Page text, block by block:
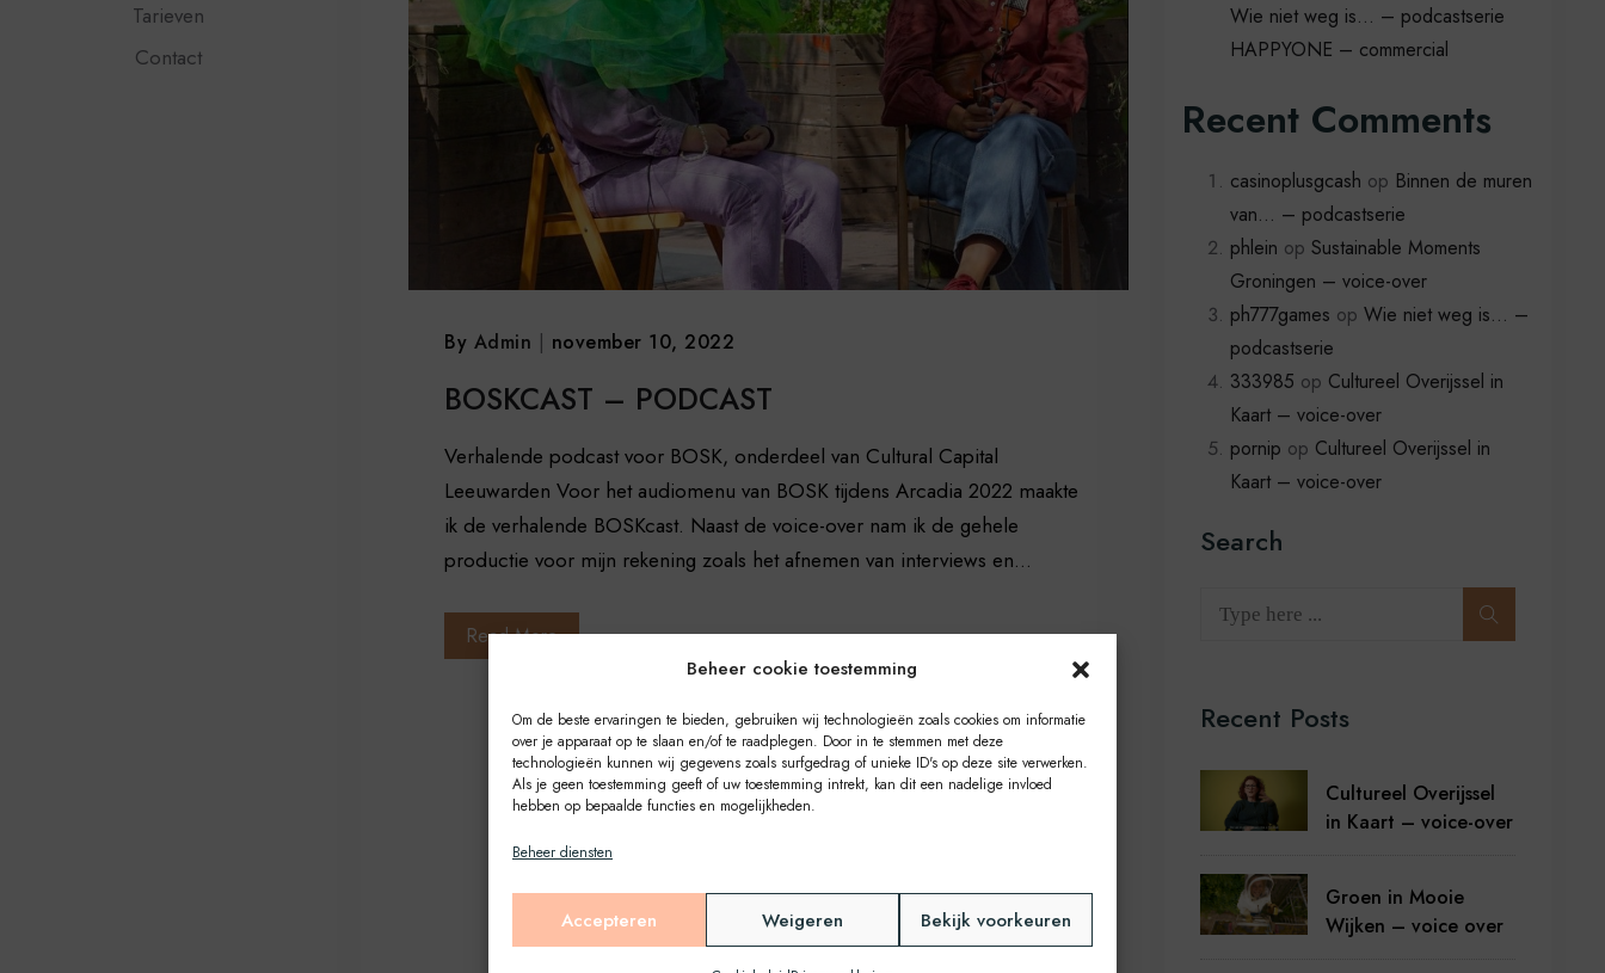
Beheer cookie toestemming
Om de beste ervaringen te bieden, gebruiken wij technologieën zoals cookies om informatie
over je apparaat op te slaan en/of te raadplegen. Door in te stemmen met deze
technologieën kunnen wij gegevens zoals surfgedrag of unieke ID's op deze site verwerken.
Als je geen toestemming geeft of uw toestemming intrekt, kan dit een nadelige invloed
hebben op bepaalde functies en mogelijkheden.
Beheer diensten
Accepteren Weigeren Bekijk voorkeuren
Tarieven
Contact
By Admin | november 10, 2022
BOSKCAST – PODCAST
Verhalende podcast voor BOSK, onderdeel van Cultural Capital
Leeuwarden Voor het audiomenu van BOSK tijdens Arcadia 2022 maakte
ik de verhalende BOSKcast. Naast de voice-over nam ik de gehele
productie voor mijn rekening zoals het afnemen van interviews en...
Read More
Wie niet weg is… – podcastserie
HAPPYONE – commercial
Recent Comments
casinoplusgcash op Binnen de muren
van… – podcastserie
phlein opSustainable Moments
Groningen – voice-over
ph777games opWie niet weg is… –
podcastserie
333985 op Cultureel Overijssel in
Kaart – voice-over
pornip op Cultureel Overijssel in
Kaart – voice-over
Search
Recent Posts
Cultureel Overijssel
in Kaart – voice-over
Groen in Mooie
Wijken – voice over